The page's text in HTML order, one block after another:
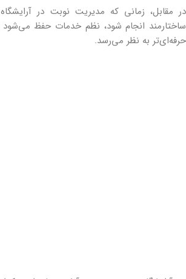
در مقابل، زمانی که مدیریت نوبت در
ساختارمند انجام شود، نظم خدمات حفظ می‌شود
حرفه‌ای‌تر به نظر می‌رسد.